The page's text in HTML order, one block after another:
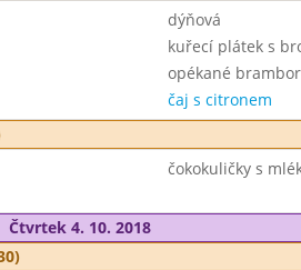
dýňová
kuřecí plátek s
opékané
čaj s citronem
čokokuličky s
Čtvrtek 4. 10. 2018